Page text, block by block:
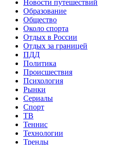
Новости путешествий
Образование
Общество
Около спорта
Отдых в России
Отдых за границей
ПДД
Политика
Происшествия
Психология
Рынки
Сериалы
Спорт
ТВ
Теннис
Технологии
Тренды